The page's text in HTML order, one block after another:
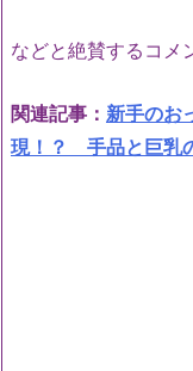
などと絶賛するコメ
関連記事： 新手のお
現！？ 手品と巨乳